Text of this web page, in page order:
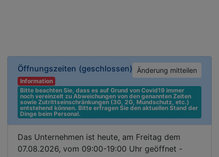
Öffnungszeiten (geschlossen) Änderung mitteilen
Information
Bitte beachten Sie, dass es auf Grund von Covid19 immer
noch vereinzelt zu Abweichungen von den genannten Zeiten
sowie Zutrittseinschränkungen (3G, 2G, Mundschutz, etc.)
entstehend können. Bitte erfragen Sie den aktuellen Stand der
Dinge beim Personal.
Das Unternehmen ist heute, am Freitag dem
07.08.2026, vom 09:00-19:00 Uhr geöffnet -